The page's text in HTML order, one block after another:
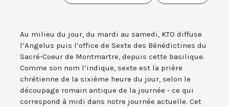
Au milieu du jour, du mardi au samedi, KTO diffuse
l’Angelus puis l’office de Sexte des Bénédictines du
Sacré-Coeur de Montmartre, depuis cette basilique.
Comme son nom l’indique, sexte est la prière
chrétienne de la sixième heure du jour, selon le
découpage romain antique de la journée - ce qui
correspond à midi dans notre journée actuelle. Cet